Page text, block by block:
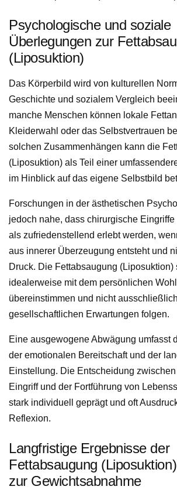
Psychologische und soziale
Überlegungen zur
(Liposuktion)
Das Körperbild wird von kulturellen
Geschichte und sozialem Vergleich
manche Menschen können lokale
Kleiderwahl oder das Selbstvertrauen
solchen Zusammenhängen kann die
(Liposuktion) als Teil einer
im Hinblick auf das eigene Selbstbild
Forschungen in der ästhetischen
jedoch nahe, dass chirurgische
als zufriedenstellend erlebt werden,
aus innerer Überzeugung entsteht und
Druck. Die Fettabsaugung (Liposuktion)
idealerweise mit dem persönlichen
übereinstimmen und nicht ausschließlich
gesellschaftlichen Erwartungen folgen.
Eine ausgewogene Abwägung umfasst
der emotionalen Bereitschaft und der
Einstellung. Die Entscheidung
Eingriff und der Fortführung von
stark individuell geprägt und oft
Reflexion.
Langfristige Ergebnisse der
Fettabsaugung
zur Gewichtsabnahme